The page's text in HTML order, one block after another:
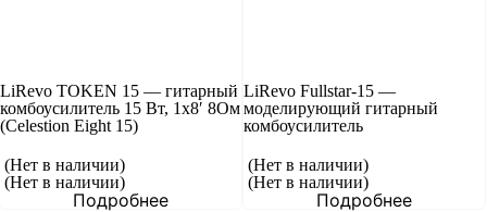
LiRevo TOKEN 15 — гитарный
комбоусилитель 15 Вт, 1х8′ 8Ом
(Celestion Eight 15)
(Нет в наличии)
(Нет в наличии)
Подробнее
LiRevo Fullstar-15 —
моделирующий гитарный
комбоусилитель
(Нет в наличии)
(Нет в наличии)
Подробнее